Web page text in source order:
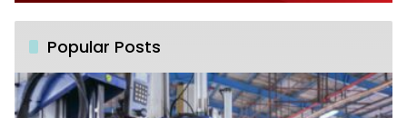
Popular Posts